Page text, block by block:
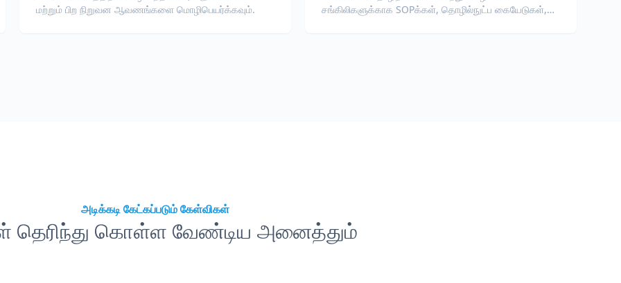
மற்றும் பிற நிறுவன ஆவணங்களை மொழிபெயர்க்கவும்.
சங்கிலிகளுக்காக SOPக்கள், தொழில்நுட்ப கையேடுகள்,
அடிக்கடி கேட்கப்படும் கேள்விகள்
தெரிந்து கொள்ள வேண்டிய அனைத்தும்